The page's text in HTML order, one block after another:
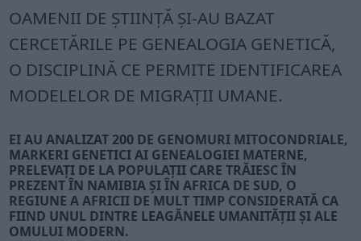
OAMENII DE ŞTIINŢĂ ŞI-AU BAZAT
CERCETĂRILE PE GENEALOGIA GENETICĂ,
O DISCIPLINĂ CE PERMITE IDENTIFICAREA
MODELELOR DE MIGRAŢII UMANE.
EI AU ANALIZAT 200 DE GENOMURI MITOCONDRIALE,
MARKERI GENETICI AI GENEALOGIEI MATERNE,
PRELEVAŢI DE LA POPULAŢII CARE TRĂIESC ÎN
PREZENT ÎN NAMIBIA ŞI ÎN AFRICA DE SUD, O
REGIUNE A AFRICII DE MULT TIMP CONSIDERATĂ CA
FIIND UNUL DINTRE LEAGĂNELE UMANITĂŢII ŞI ALE
OMULUI MODERN.